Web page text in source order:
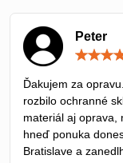
Peter
Ďakujem za
rozbilo ochranné
materiál aj oprava,
hneď ponuka
Bratislave a